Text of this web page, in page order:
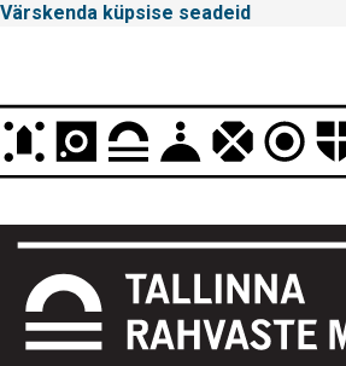
Värskenda küpsise seadeid
Peamenüü